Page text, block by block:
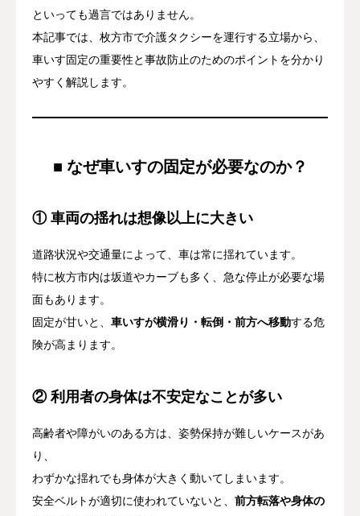
といっても過言ではありません。
本記事では、枚方市で介護タクシーを運行する立場から、
車いす固定の重要性と事故防止のためのポイントを分かり
やすく解説します。
■ なぜ車いすの固定が必要なのか？
① 車両の揺れは想像以上に大きい
道路状況や交通量によって、車は常に揺れています。
特に枚方市内は坂道やカーブも多く、急な停止が必要な場
面もあります。
固定が甘いと、 車いすが横滑り・転倒・前方へ移動する危
険が高まります。
②利用者の身体は不安定なことが多い
高齢者や障がいのある方は、姿勢保持が難しいケースがあ
り、
わずかな揺れでも身体が大きく動いてしまいます。
安全ベルトが適切に使われていないと、 前方転落や身体の